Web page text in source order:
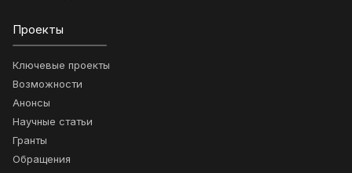
Проекты
Ключевые проекты
Возможности
Анонсы
Научные статьи
Гранты
Обращения